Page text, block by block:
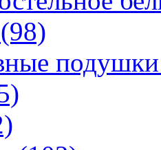
(98)